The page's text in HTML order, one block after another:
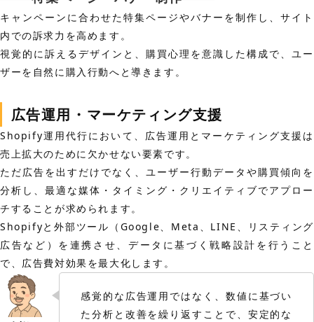
キャンペーンに合わせた特集ページやバナーを制作し、サイト
内での訴求力を高めます。
視覚的に訴えるデザインと、購買心理を意識した構成で、ユー
ザーを自然に購入行動へと導きます。
広告運用・マーケティング支援
Shopify運用代行において、広告運用とマーケティング支援は
売上拡大のために欠かせない要素です。
ただ広告を出すだけでなく、ユーザー行動データや購買傾向を
分析し、最適な媒体・タイミング・クリエイティブでアプロー
チすることが求められます。
Shopifyと外部ツール（Google、Meta、LINE、リスティング
広告など）を連携させ、データに基づく戦略設計を行うこと
で、広告費対効果を最大化します。
感覚的な広告運用ではなく、数値に基づい
た分析と改善を繰り返すことで、安定的な